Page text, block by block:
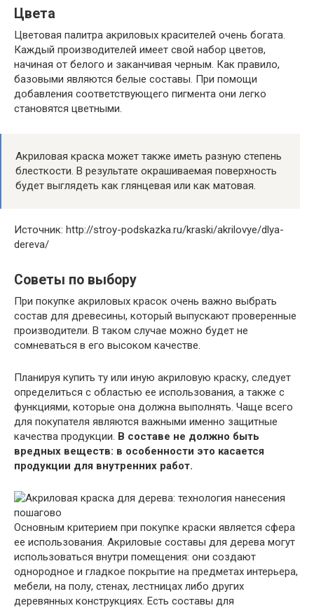
Цвета
Цветовая палитра акриловых красителей очень богата.
Каждый производителей имеет свой набор цветов,
начиная от белого и заканчивая черным. Как правило,
базовыми являются белые составы. При помощи
добавления соответствующего пигмента они легко
становятся цветными.
Акриловая краска может также иметь разную степень
блесткости. В результате окрашиваемая поверхность
будет выглядеть как глянцевая или как матовая.
Источник: http://stroy-podskazka.ru/kraski/akrilovye/dlya-
dereva/
Советы по выбору
При покупке акриловых красок очень важно выбрать
состав для древесины, который выпускают проверенные
производители. В таком случае можно будет не
сомневаться в его высоком качестве.
Планируя купить ту или иную акриловую краску, следует
определиться с областью ее использования, а также с
функциями, которые она должна выполнять. Чаще всего
для покупателя являются важными именно защитные
качества продукции. В составе не должно быть
вредных веществ: в особенности это касается
продукции для внутренних работ.
Основным критерием при покупке краски является сфера
ее использования. Акриловые составы для дерева могут
использоваться внутри помещения: они создают
однородное и гладкое покрытие на предметах интерьера,
мебели, на полу, стенах, лестницах либо других
деревянных конструкциях. Есть составы для